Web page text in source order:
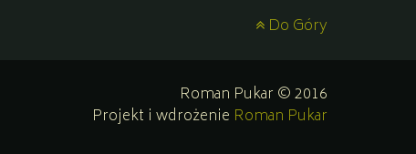
Do Góry
Roman Pukar © 2016
Projekt i wdrożenie Roman Pukar